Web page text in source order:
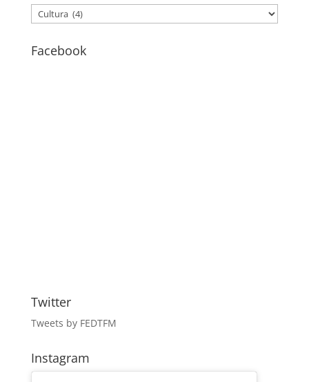
CATEGORÍAS
–
BLOG
Facebook
Twitter
Tweets by FEDTFM
Instagram